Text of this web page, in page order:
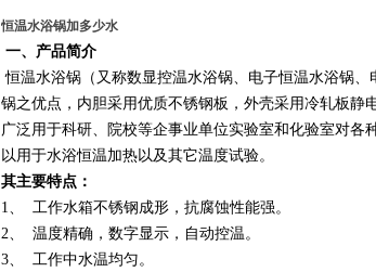
恒温水浴锅加多少水
一、产品简介
恒温水浴锅（又称数显控温水浴锅、电子恒温水浴锅
锅之优点，内胆采用优质不锈钢板，外壳采用冷轧板静
广泛用于科研、院校等企事业单位实验室和化验室对
以用于水浴恒温加热以及其它温度试验。
其主要特点：
1、 工作水箱不锈钢成形，抗腐蚀性能强。
2、 温度精确，数字显示，自动控温。
3、 工作中水温均匀。